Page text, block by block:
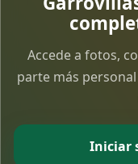
Accede a fotos,
parte más
Iniciar